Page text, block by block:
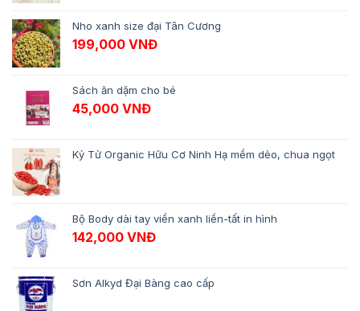
Nho xanh size đại Tân Cương
199,000 VNĐ
Sách ăn dặm cho bé
45,000 VNĐ
Kỷ Tử Organic Hữu Cơ Ninh Hạ mềm dẻo, chua ngọt
Bộ Body dài tay viền xanh liền-tất in hình
142,000 VNĐ
Sơn Alkyd Đại Bàng cao cấp